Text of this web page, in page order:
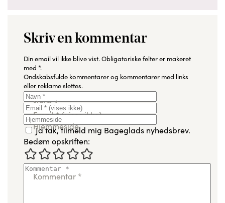
Skriv en kommentar
Din email vil ikke blive vist.Obligatoriske felter er makeret
med *.
Ondskabsfulde kommentarer og kommentarer med links
eller reklame slettes.
Navn*
Email*(vises ikke)
Hjemmeside
Ja tak, tilmeld mig Bageglads nyhedsbrev.
Bedøm opskriften:
Kommentar *